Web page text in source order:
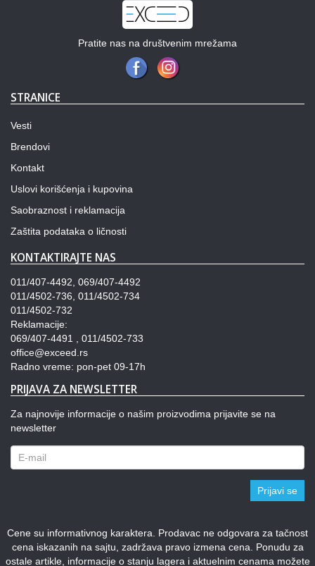
Pratite nas na društvenim mrežama
STRANICE
Vesti
Brendovi
Kontakt
Uslovi korišćenja i kupovina
Saobraznost i reklamacija
Zaštita podataka o ličnosti
KONTAKTIRAJTE NAS
011/407-4492, 069/407-4492
011/4502-736, 011/4502-734
011/4502-732
Reklamacije:
069/407-4491 , 011/4502-733
office@exceed.rs
Radno vreme: pon-pet 09-17h
PRIJAVA ZA NEWSLETTER
Za najnovije informacije o našim proizvodima prijavite se na
newsletter
Prijavi se
Cene su informativnog karaktera. Prodavac ne odgovara za tačnost
cena iskazanih na sajtu, zadržava pravo izmena cena. Ponudu za
ostale artikle, informacije o stanju lagera i aktuelnim cenama možete